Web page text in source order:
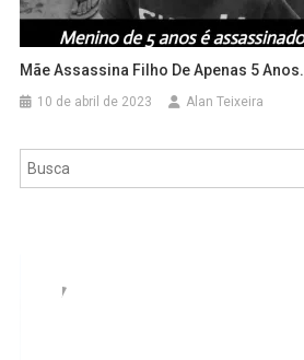
Mãe Assassina Filho De Apenas 5 Anos.
10 de abril de 2023 Alan Teixeira
Pesquisar